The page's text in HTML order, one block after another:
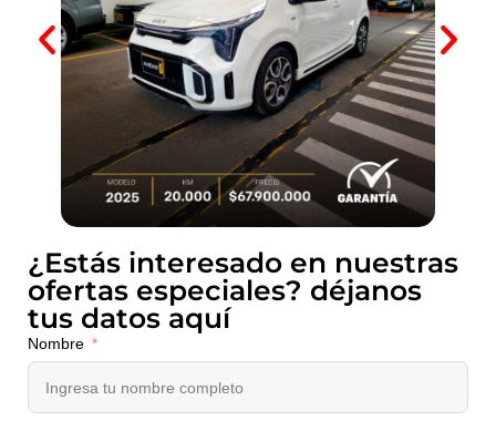
¿Estás interesado en nuestras
ofertas especiales? déjanos
tus datos aquí
Nombre